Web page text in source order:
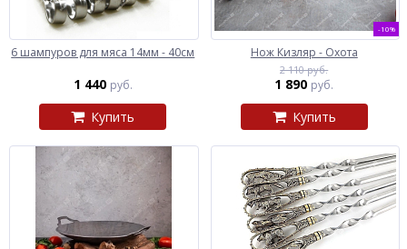
6 шампуров для мяса 14мм - 40см
1 440 руб.
Купить
-10%
Нож Кизляр - Охота
2 110 руб.
1 890 руб.
Купить